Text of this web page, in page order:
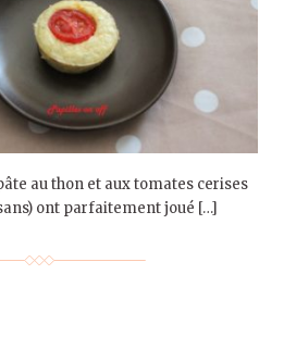
au thon et aux tomates cerises
ont parfaitement joué […]